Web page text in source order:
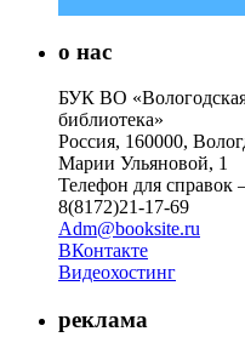
о нас
БУК ВО «Вологодская
библиотека»
Россия, 160000,
Марии Ульяновой, 1
Телефон для справок
8(8172)21-17-69
Adm@booksite.ru
ВКонтакте
Видеохостинг
реклама